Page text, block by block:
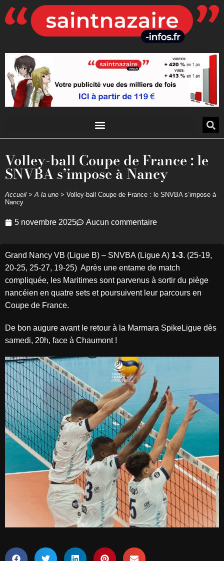
Volley-ball Coupe de France : le
SNVBA s’impose à Nancy
Accueil >A la une > Volley-ball Coupe de France : le SNVBA s’impose à
Nancy
5 novembre 2025 Aucun commentaire
Grand Nancy VB (Ligue B) – SNVBA (Ligue A) 1-3. (25-19,
20-25, 25-27, 19-25) Après une entame de match
compliquée, les Maritimes sont parvenus à sortir du piège
nancéien en quatre sets et poursuivent leur parcours en
Coupe de France.
De bon augure avant le retour à la Marmara SpikeLigue dès
samedi, 20h, face à Chaumont !